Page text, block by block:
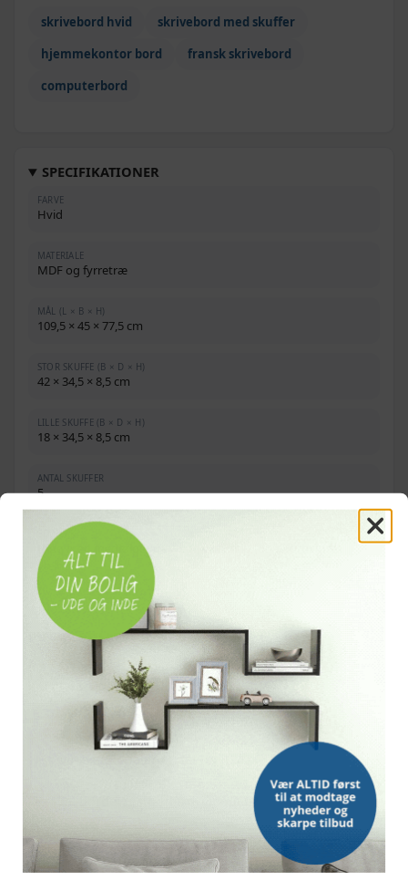
skrivebord hvid
skrivebord med skuffer
hjemmekontor bord
fransk skrivebord
computerbord
SPECIFIKATIONER
FARVE
Hvid
MATERIALE
MDF og fyrretræ
MÅL (L × B × H)
109,5 × 45 × 77,5 cm
STOR SKUFFE (B × D × H)
42 × 34,5 × 8,5 cm
LILLE SKUFFE (B × D × H)
18 × 34,5 × 8,5 cm
ANTAL SKUFFER
5
BEMÆRK
Brug med medfølgende vægmontering for at forhindre
væltning
OFTE STILLEDE SPØRGSMÅL
Hvor mange skuffer har skrivebordet?
Hvad er målene?
Hvilke materialer er det lavet af?
Skal bordet fastgøres til væggen?
Bemærk: FAQ er vejledende information. Vi tager forbehold for fejl og
mangler, og oplysningerne er ikke juridisk bindende.